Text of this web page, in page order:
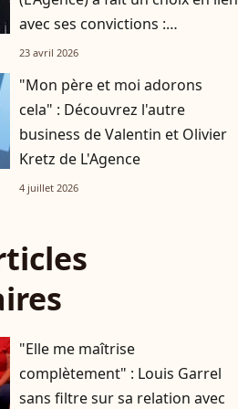
avec ses convictions :
"Aujourd’hui, le résultat est là"
23 avril 2026
"Mon père et moi adorons
cela" : Découvrez l'autre
business de Valentin et Olivier
Kretz de L'Agence
4 juillet 2026
"Elle me maîtrise
complètement" : Louis Garrel
sans filtre sur sa relation avec